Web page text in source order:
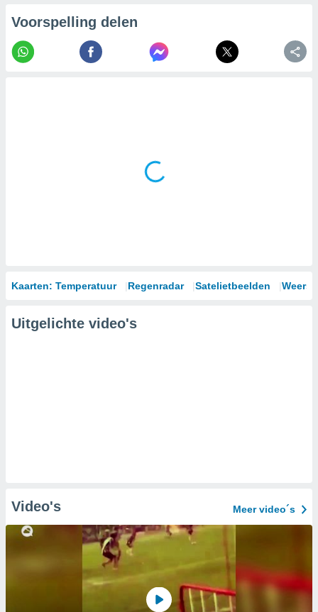
Voorspelling delen
Kaarten: Temperatuur Regenradar Satelietbeelden
Uitgelichte video's
Video's Meer video´s